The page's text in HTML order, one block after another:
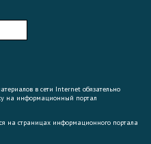
в сети Internet обязательно
на информационный портал
на страницах информационного портала